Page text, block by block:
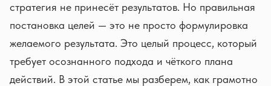
стратегия не принесёт результатов. Но правильная
постановка целей — это не просто формулировка
желаемого результата. Это целый процесс, который
требует осознанного подхода и чёткого плана
действий. В этой статье мы разберем, как грамотно